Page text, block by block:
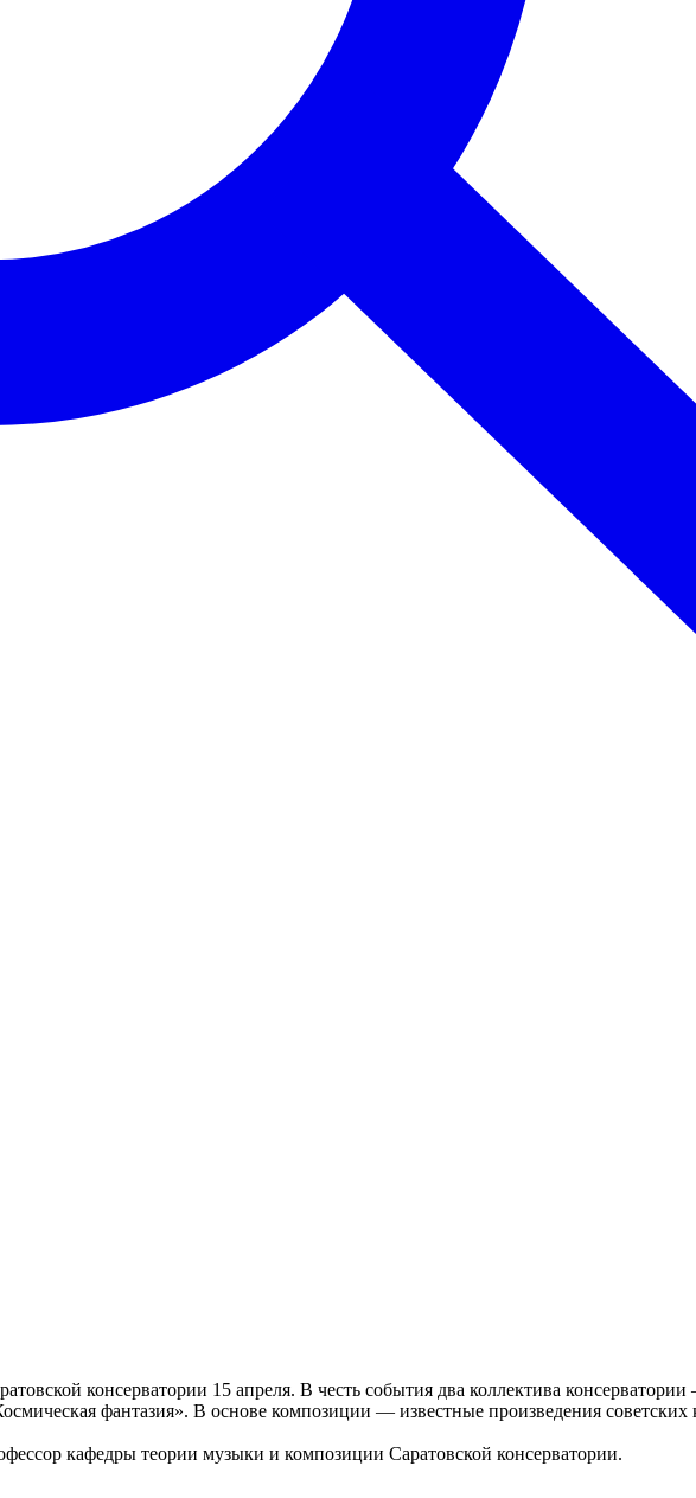
консерватории 15 апреля. В честь события два коллектива
фантазия». В основе композиции — известные произведения
кафедры теории музыки и композиции Саратовской консерватории.